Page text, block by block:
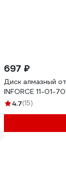
697 ₽
Диск алмазный
INFORCE 11-01-
4.7(15)